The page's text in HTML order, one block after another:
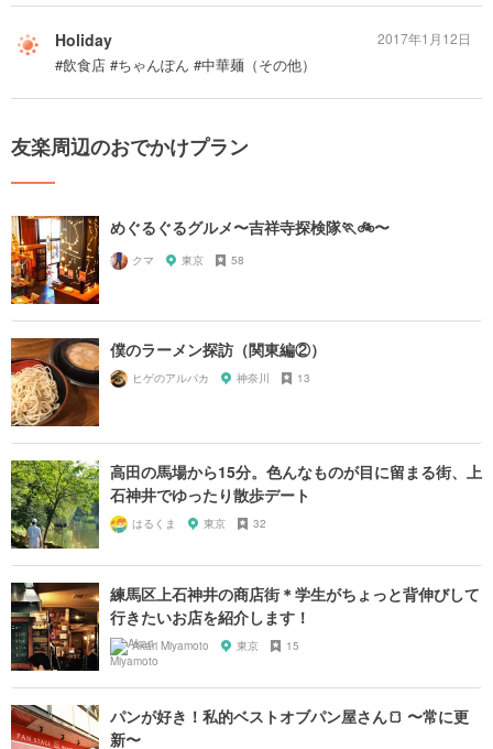
Holiday
#飲食店 #ちゃんぽん #中華麺（その他）
2017年1月12日
友楽周辺のおでかけプラン
めぐるぐるグルメ〜吉祥寺探検隊🏃🚲〜
クマ 東京 58
僕のラーメン探訪（関東編②）
ヒゲのアルパカ 神奈川 13
高田の馬場から15分。色んなものが目に留まる街、上
石神井でゆったり散歩デート
はるくま 東京 32
練馬区上石神井の商店街＊学生がちょっと背伸びして
行きたいお店を紹介します！
Akari Miyamoto 東京 15
パンが好き！私的ベストオブパン屋さん🍞 〜常に更
新〜